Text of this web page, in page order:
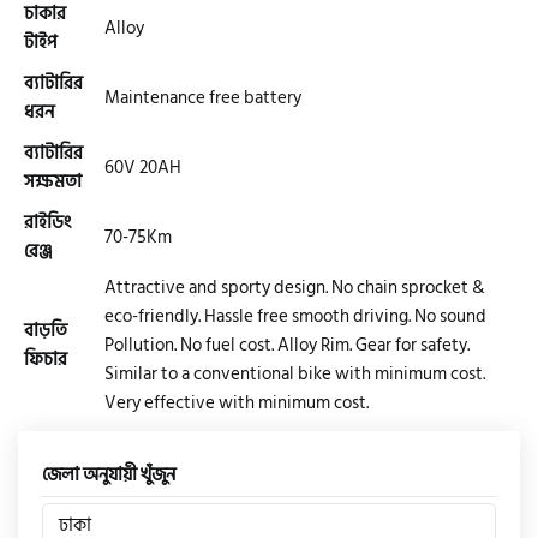
হারলি ডেভিডসন
রিগাল র‍্যাপটার (Regal Raptor)
অ্যাটলাস জংশেন
পিএইচপি (PHP)
জিপিএক্স (GPX)
চাকার
টাইপ
Alloy
ব্যাটারির
ধরন
Maintenance free battery
ব্যাটারির
সক্ষমতা
60V 20AH
রাইডিং
রেঞ্জ
70-75Km
বাড়তি
ফিচার
Attractive and sporty design. No chain sprocket &
eco-friendly. Hassle free smooth driving. No sound
Pollution. No fuel cost. Alloy Rim. Gear for safety.
Similar to a conventional bike with minimum cost.
Very effective with minimum cost.
জেলা অনুযায়ী খুঁজুন
ঢাকা